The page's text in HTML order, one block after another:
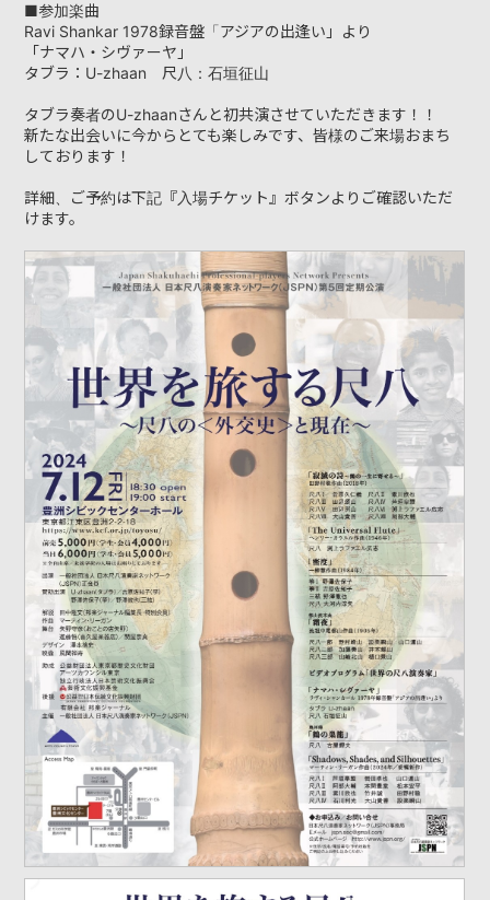
NEWS
VIDEO
YOUTUBE
RECORDING
CONTACT
■参加楽曲
Ravi Shankar 1978録音盤「アジアの出逢い」より
「ナマハ・シヴァーヤ」
タブラ：U-zhaan 尺八：石垣征山
タブラ奏者のU-zhaanさんと初共演させていただきます！！
新たな出会いに今からとても楽しみです、皆様のご来場おまち
しております！
詳細、ご予約は下記『入場チケット』ボタンよりご確認いただ
けます。